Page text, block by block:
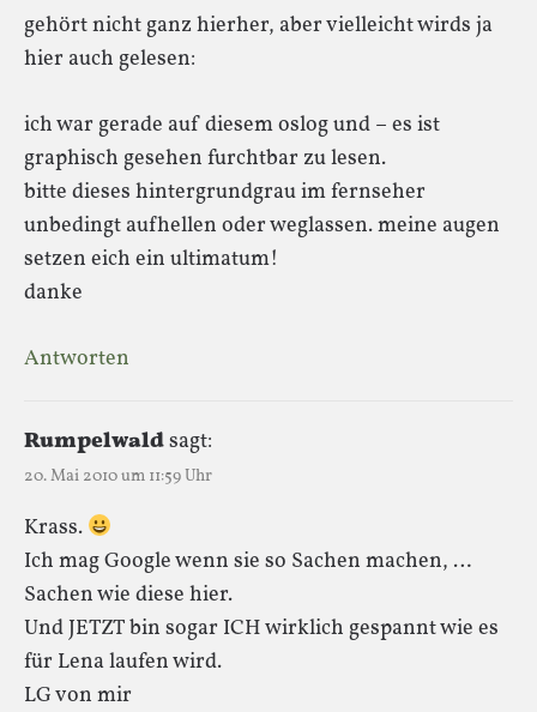
gehört nicht ganz hierher, aber vielleicht wirds ja
hier auch gelesen:
ich war gerade auf diesem oslog und – es ist
graphisch gesehen furchtbar zu lesen.
bitte dieses hintergrundgrau im fernseher
unbedingt aufhellen oder weglassen. meine augen
setzen eich ein ultimatum!
danke
Antworten
Rumpelwaldsagt:
20. Mai 2010 um 11:59 Uhr
Krass.
Ich mag Google wenn sie so Sachen machen, …
Sachen wie diese hier.
Und JETZT bin sogar ICH wirklich gespannt wie es
für Lena laufen wird.
LG von mir